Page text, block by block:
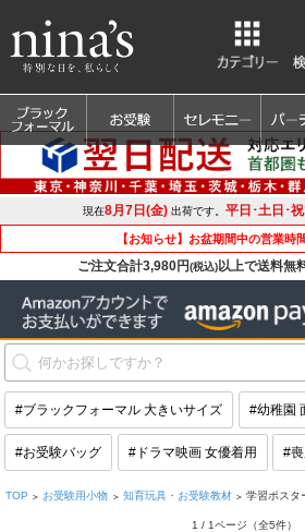
現在8月7日(金)出荷です。 平日･土日･
【お知らせ】お盆期間中の営業時
ご注文合計3,980円(税込)以上で送料無
#ブラックフォーマル 大きいサイズ #幼稚園
#お受験バッグ #ドラマ映画 女優着用 #
TOP > お受験用小物 > 知育玩具・お受験教材 > 学習ポスタ
1 / 1ページ （全5件）